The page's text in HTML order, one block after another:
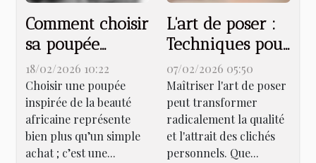
Comment choisir
sa poupée
inspirée de la
beauté africaine
?
18/02/2026 10:22
Choisir une poupée
inspirée de la beauté
africaine représente
bien plus qu’un simple
achat ; c’est une...
L'art de poser :
Techniques pour
augmenter
l'attrait de vos
clichés
personnels
07/02/2026 05:50
Maîtriser l'art de poser
peut transformer
radicalement la qualité
et l'attrait des clichés
personnels. Que...